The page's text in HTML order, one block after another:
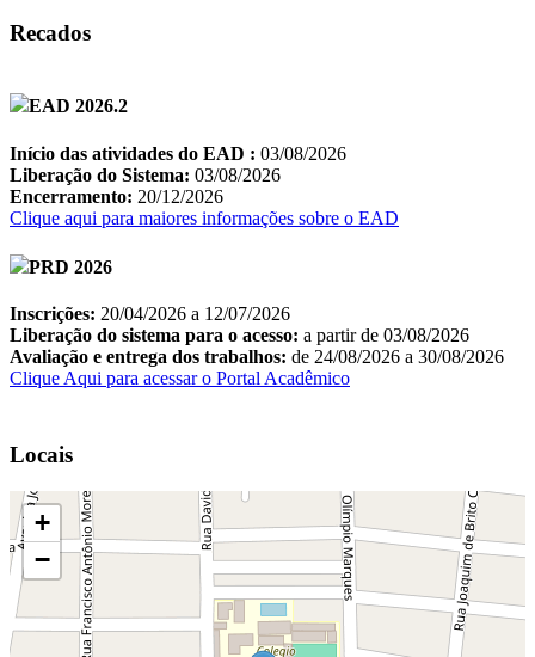
Recados
Locais